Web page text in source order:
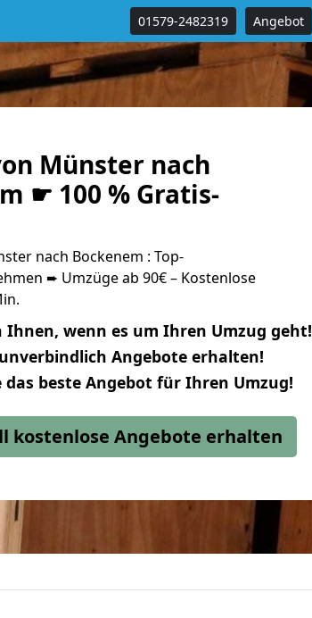
01579-2482319 Angebot
Münster nach
☛ 100 % Gratis-
nach Bockenem : Top-
➨ Umzüge ab 90€ – Kostenlose
Ihnen, wenn es um Ihren Umzug geht!
Angebote erhalten!
das beste Angebot für Ihren Umzug!
kostenlose Angebote erhalten